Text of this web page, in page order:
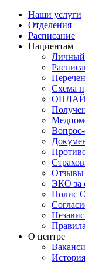
Наши услуги
Отделения
Расписание
Пациентам
Личный
Схема
Вопрос-
Отзывы
ЭКО за
Полис
О центре
История